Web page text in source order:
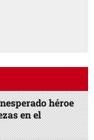
héroe
en el